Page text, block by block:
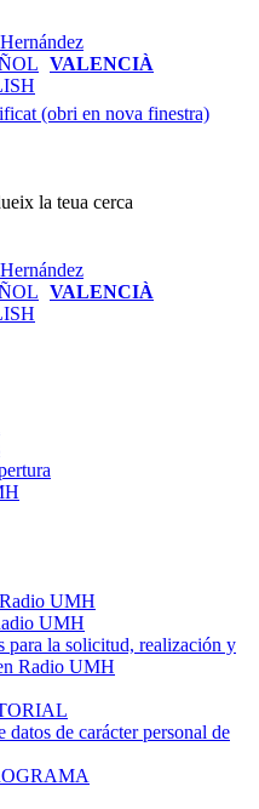
VALENCIÀ
(obri en nova finestra)
la teua cerca
VALENCIÀ
UMH
UMH
para la solicitud, realización y
Radio UMH
de carácter personal de